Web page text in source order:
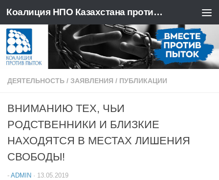
Перейти к содержимому Коалиция НПО Казахстана против пыток
ДЕЯТЕЛЬНОСТЬ / ЗАЯВЛЕНИЯ / ПУБЛИКАЦИИ
ВНИМАНИЮ ТЕХ, ЧЬИ
РОДСТВЕННИКИ И БЛИЗКИЕ
НАХОДЯТСЯ В МЕСТАХ ЛИШЕНИЯ
СВОБОДЫ!
- ADMIN · 13.05.2019